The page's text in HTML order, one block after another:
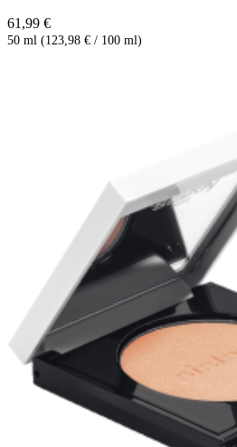
61,99 €
50 ml (123,98 € / 100 ml)